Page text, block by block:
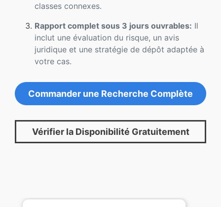
classes connexes.
Rapport complet sous 3 jours ouvrables: Il
inclut une évaluation du risque, un avis
juridique et une stratégie de dépôt adaptée à
votre cas.
Commander une Recherche Complète
Vérifier la Disponibilité Gratuitement